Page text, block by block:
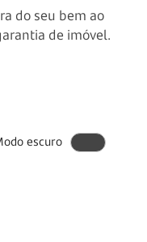
do seu bem ao
de imóvel.
escuro